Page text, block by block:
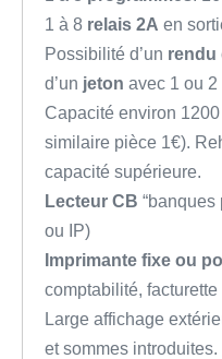
1 à 8 relais 2A en
Possibilité d’un rendu
d’un jeton avec 1 ou 2
Capacité environ 1200
similaire pièce 1€).
capacité supérieure.
Lecteur CB “banques
ou IP)
Imprimante fixe ou
comptabilité, facturette
Large affichage
et sommes